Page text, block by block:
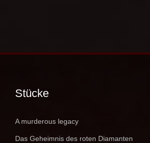
Stücke
A murderous legacy
Das Geheimnis des roten Diamanten